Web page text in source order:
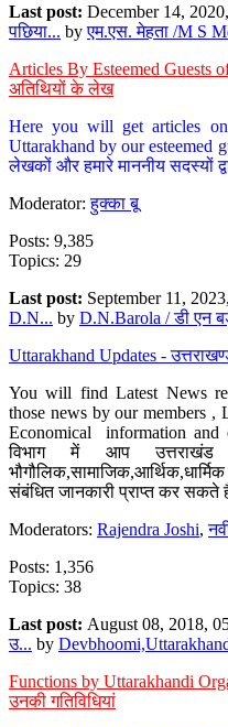
Last post: December 14,
पछिया... byएम.एस. मेहता /M S
Articles By Esteemed Guests
अतिथियों के लेख
Here you will get articles
Uttarakhand by our esteemed
लेखकों और हमारे माननीय सदस्यों
Moderator:हुक्का बू
Posts: 9,385
Topics: 29
Last post: September 11,
D.N... by D.N.Barola / डी एन
Uttarakhand Updates -
You will find Latest News
those news by our members ,
Economical information and
विभाग में आप उत्तराखंड
संबंधित जानकारी प्राप्त कर सकते
Moderators: Rajendra Joshi,
Posts: 1,356
Topics: 38
Last post: August 08, 2018,
उ... by
Functions by Uttarakhandi
उनकी गतिविधियां